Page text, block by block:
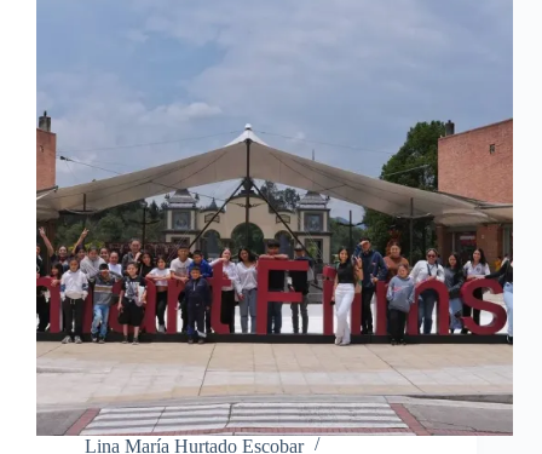
Lina María Hurtado Escobar